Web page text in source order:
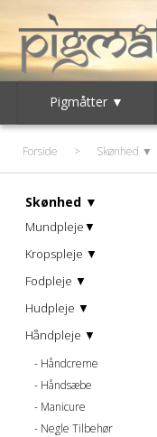
Pigmåtter ▼
Skønhed ▼
Mundpleje▼
Kropspleje ▼
Fodpleje ▼
Hudpleje ▼
Håndpleje ▼
Håndcreme
Håndsæbe
Manicure
Negle Tilbehør
Forside > Skønhed ▼